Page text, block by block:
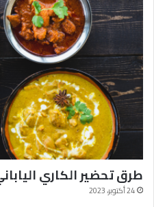
و
ر
ي
ة
2
0
2
4
و
ا
ك
ث
ر
ه
طرق تحضير الكاري
24 أكتوبر، 2023